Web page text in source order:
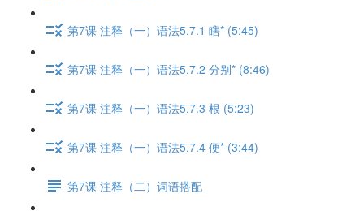
第7课 注释（一）语法5.7.1 瞎* (5:45)
第7课 注释（一）语法5.7.2 分别* (8:46)
第7课 注释（一）语法5.7.3 根 (5:23)
第7课 注释（一）语法5.7.4 便* (3:44)
第7课 注释（二）词语搭配